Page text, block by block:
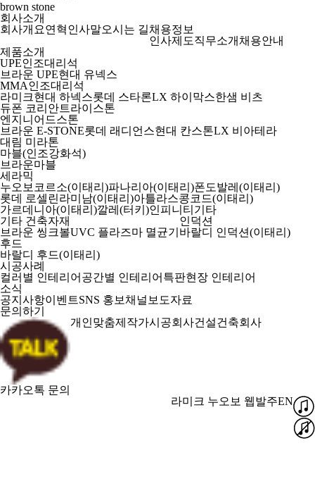
brown stone
회사소개
회사개요연혁인사말오시는 길채용정보
인사제도직무소개채용안내
제품소개
UPE인조대리석
브라운 UPE현대 유넥스
MMA인조대리석
라미크현대 하넥스롯데 스타론LX 하이막스한샘 비츠
듀폰 코리안트라이스톤
엔지니어드스톤
브라운 E-STONE롯데 래디언스현대 칸스톤LX 비아테라
대림 미라톤
마블(인조강화석)
브라운마블
세라믹
누오보코르소(이태리)파나리아(이태리)폰도발레(이태리)
롯데 로셀린라미남(이태리)아틀라스콩코드(이태리)
가르데니아(이태리)깔레(터키)인피니티 기타
기타 건축자재
브라운 씽크볼UVC 플라즈마 멸균기
인덕션
바랄디 인덕션(이태리)
후드
바랄디 후드(이태리)
시공사례
컬러별 인테리어 공간별 인테리어 특판현장 인테리어
소식
공지사항이벤트SNS 홍보채널보도자료
문의하기
카카오톡 문의
개인맞춤제작가시공회사건설건축회사
EN
라미크 누오보 웹발주